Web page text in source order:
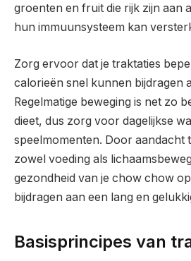
groenten en fruit die rijk zijn aan
hun immuunsysteem kan
Zorg ervoor dat je traktaties
calorieën snel kunnen bijdragen
Regelmatige beweging is net zo
dieet, dus zorg voor dagelijkse
speelmomenten. Door aandacht
zowel voeding als
gezondheid van je chow chow
bijdragen aan een lang en
Basisprincipes van